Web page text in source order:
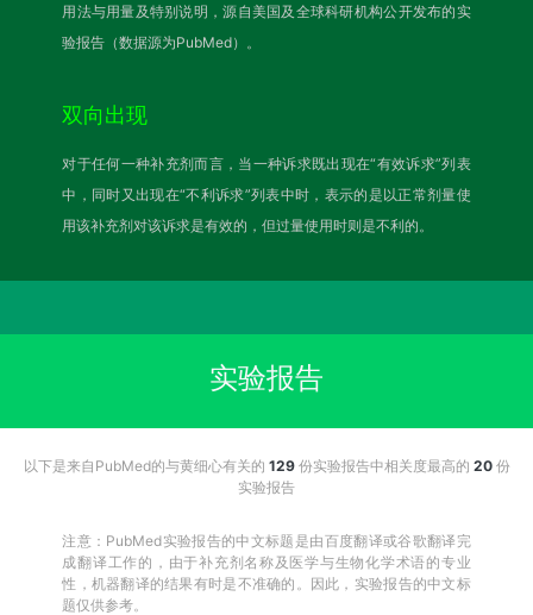
用法与用量及特别说明，源自美国及全球科研机构公开发布的实
验报告（数据源为PubMed）。
双向出现
对于任何一种补充剂而言，当一种诉求既出现在“有效诉求”列表
中，同时又出现在“不利诉求”列表中时，表示的是以正常剂量使
用该补充剂对该诉求是有效的，但过量使用时则是不利的。
实验报告
以下是来自PubMed的与黄细心有关的 129份实验报告中相关度最高的 20份
实验报告
注意：PubMed实验报告的中文标题是由百度翻译或谷歌翻译完
成翻译工作的，由于补充剂名称及医学与生物化学术语的专业
性，机器翻译的结果有时是不准确的。因此，实验报告的中文标
题仅供参考。